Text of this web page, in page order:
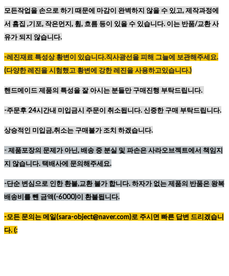
모든작업을 손으로 하기 때문에 마감이 완벽하지 않을 수 있고,제작과정에
서 흠집 ,기포, 작은먼지, 휨, 흐름 등이 있을 수 있습니다. 이는 반품/교환 사
유가 되지 않습니다.
-레진재료 특성상황변이 있습니다.직사광선을피해 그늘에 보관해주세요.
(다양한레진을시험했고황변에 강한레진을사용하고있습니다.)
핸드메이드 제품의 특성을 잘 아시는 분들만 구매진행 부탁드립니다.
-주문후 24시간내 미입금시 주문이 취소됩니다. 신중한 구매 부탁드립니다.
상승적인 미입금,취소는 구매불가 조치 하겠습니다.
-제품포장의 문제가 아닌, 배송 중 분실 및 파손은 사라오브젝트에서 책임지
지 않습니다. 택배사에 문의해주세요.
-단순 변심으로 인한 환불,교환 불가 합니다. 하자가 없는 제품의 반품은 왕복
배송비를 뺀 금액(-6000)이 환불됩니다.
-모든 문의는 메일(sara-object@naver.com)로 주시면 빠른 답변 드리겠습니
다. (: